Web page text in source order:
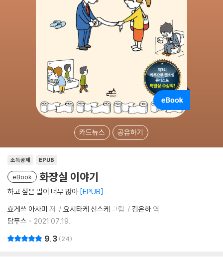
카드뉴스 공유하기
소득공제 EPUB
eBook 화장실 이야기
하고 싶은 말이 너무 많아 EPUB
효게쓰 아사미 저 요시타케 신스케 그림 김은하 역
담푸스
2021.07.19.
9.3 24